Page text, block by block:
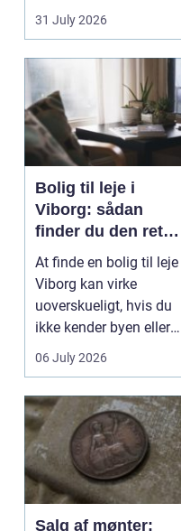
Skærmen splintrer...
31 July 2026
Bolig til leje i
Viborg: sådan
finder du den rette
lejlighed
At finde en bolig til leje
Viborg kan virke
uoverskueligt, hvis du
ikke kender byen eller
det lokale...
06 July 2026
Salg af mønter: